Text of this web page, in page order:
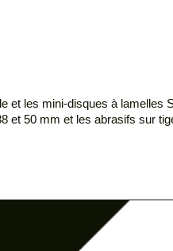
et les mini-disques à lamelles
50 mm et les abrasifs sur